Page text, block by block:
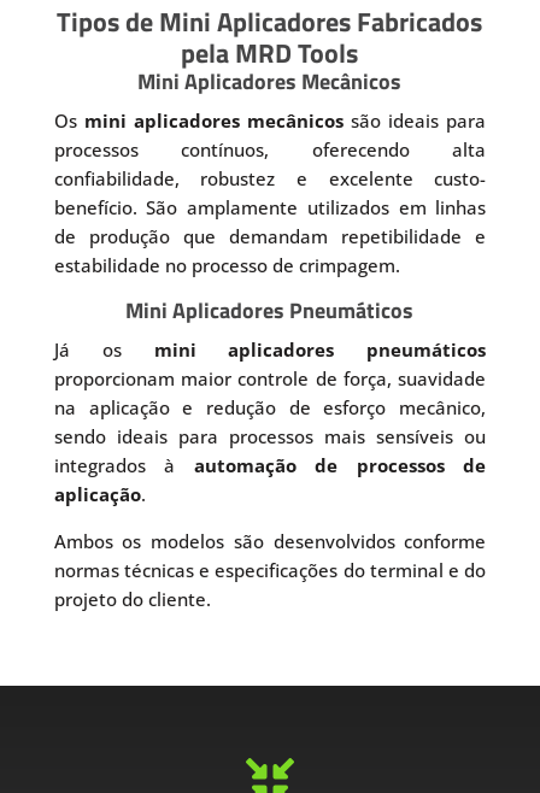
Tipos de Mini Aplicadores Fabricados
pela MRD Tools
Mini Aplicadores Mecânicos
Os mini aplicadores mecânicos são ideais para
processos contínuos, oferecendo alta
confiabilidade, robustez e excelente custo-
benefício. São amplamente utilizados em linhas
de produção que demandam repetibilidade e
estabilidade no processo de crimpagem.
Mini Aplicadores Pneumáticos
Já os mini aplicadores pneumáticos
proporcionam maior controle de força, suavidade
na aplicação e redução de esforço mecânico,
sendo ideais para processos mais sensíveis ou
integrados à automação de processos de
aplicação.
Ambos os modelos são desenvolvidos conforme
normas técnicas e especificações do terminal e do
projeto do cliente.
